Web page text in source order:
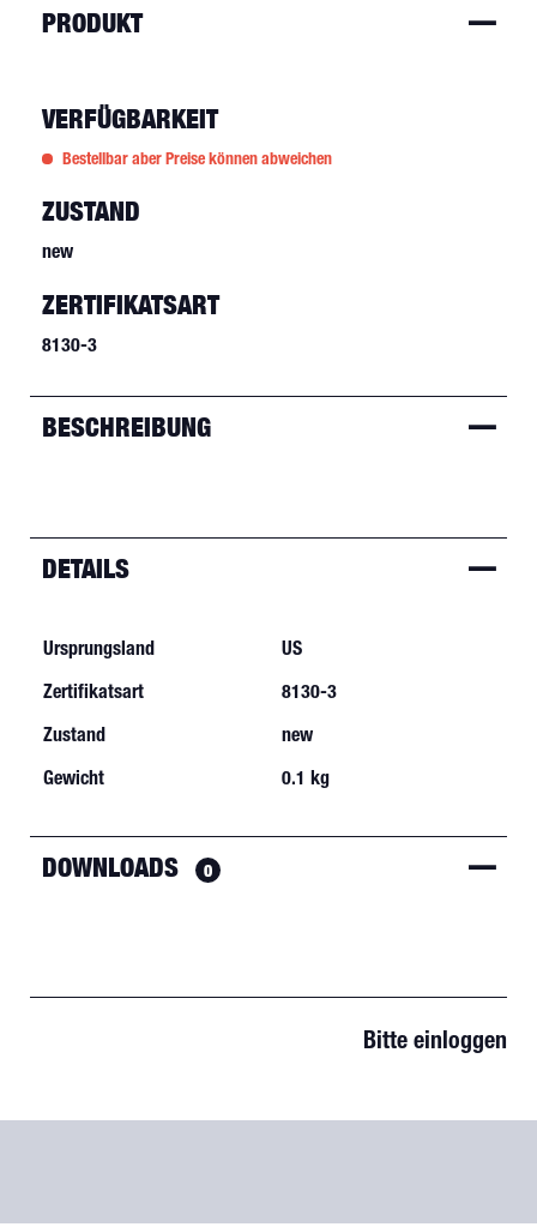
PRODUKT
VERFÜGBARKEIT
Bestellbar aber Preise können abweichen
ZUSTAND
new
ZERTIFIKATSART
8130-3
BESCHREIBUNG
DETAILS
Ursprungsland
US
Zertifikatsart
8130-3
Zustand
new
Gewicht
0.1 kg
DOWNLOADS 0
Bitte einloggen